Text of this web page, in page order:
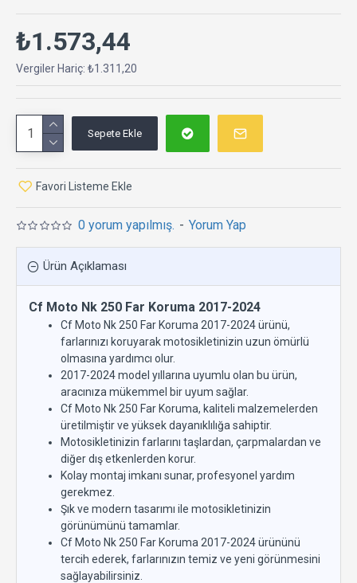
0 yorum yapılmış. - Yorum Yap
₺1.573,44
Vergiler Hariç: ₺1.311,20
Sepete Ekle
Favori Listeme Ekle
Ürün Açıklaması
Cf Moto Nk 250 Far Koruma 2017-2024
Cf Moto Nk 250 Far Koruma 2017-2024 ürünü,
farlarınızı koruyarak motosikletinizin uzun ömürlü
olmasına yardımcı olur.
2017-2024 model yıllarına uyumlu olan bu ürün,
aracınıza mükemmel bir uyum sağlar.
Cf Moto Nk 250 Far Koruma, kaliteli malzemelerden
üretilmiştir ve yüksek dayanıklılığa sahiptir.
Motosikletinizin farlarını taşlardan, çarpmalardan ve
diğer dış etkenlerden korur.
Kolay montaj imkanı sunar, profesyonel yardım
gerekmez.
Şık ve modern tasarımı ile motosikletinizin
görünümünü tamamlar.
Cf Moto Nk 250 Far Koruma 2017-2024 ürününü
tercih ederek, farlarınızın temiz ve yeni görünmesini
sağlayabilirsiniz.